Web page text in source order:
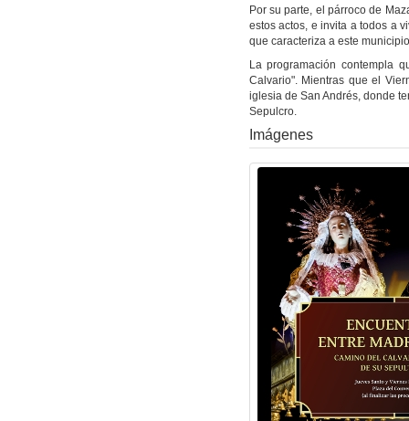
Por su parte, el párroco de
estos actos, e invita a todos a
que caracteriza a este
La programación contempla
Calvario". Mientras que el
iglesia de San Andrés, donde
Sepulcro.
Imágenes